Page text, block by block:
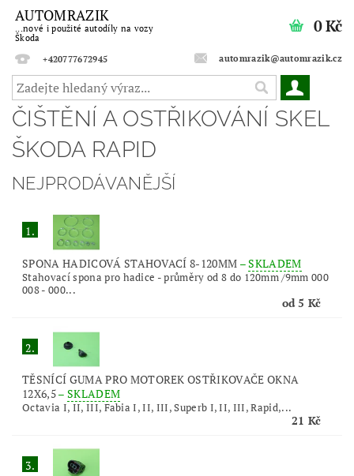
AUTOMRAZIK
...nové i použité autodíly na vozy
Škoda
+420777672945
automrazik@automrazik.cz
0 Kč
ČIŠTĚNÍ A OSTŘIKOVÁNÍ SKEL
ŠKODA RAPID
NEJPRODÁVANĚJŠÍ
1.
SPONA HADICOVÁ STAHOVACÍ 8-120MM –SKLADEM
Stahovací spona pro hadice - průměry od 8 do 120mm /9mm 000
008 - 000...
od 5 Kč
2.
TĚSNÍCÍ GUMA PRO MOTOREK OSTŘIKOVAČE OKNA
12X6,5–SKLADEM
Octavia I, II, III, Fabia I, II, III, Superb I, II, III, Rapid,...
21 Kč
3.